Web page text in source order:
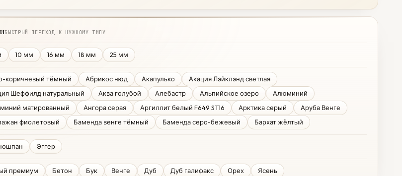
БЫСТРЫЙ ПЕРЕХОД К НУЖНОМУ ТИПУ
10 мм 16 мм 18 мм 25 мм
коричневый тёмный Абрикос нюд Акапулько
Акация Лэйклэнд светлая
Шеффилд натуральный
Аква голубой Алебастр Альпийское озеро
Алюминий
матированный
Ангора серая Аргиллит белый F649 ST16 Арктика серый
Аруба Венге
фиолетовый
Баменда венге тёмный Баменда серо-бежевый Бархат жёлтый
Эггер
премиум Бетон Бук Венге Дуб Дуб галифакс Орех Ясень